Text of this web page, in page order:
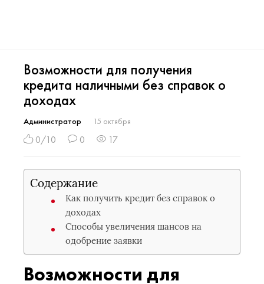
Возможности для получения
кредита наличными без справок о
доходах
Администратор 15 октября
0/10 0 17
Содержание
Как получить кредит без справок о
доходах
Способы увеличения шансов на
одобрение заявки
Возможности для